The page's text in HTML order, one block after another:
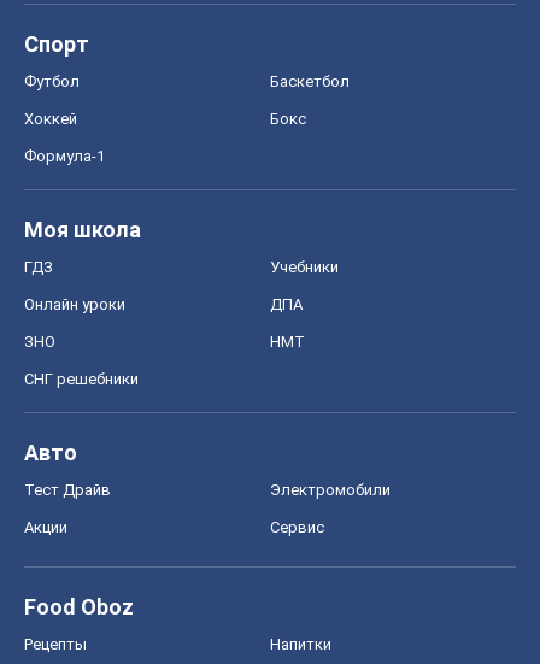
Спорт
Футбол Баскетбол
Хоккей Бокс
Формула-1
Моя школа
ГДЗ Учебники
Онлайн уроки ДПА
ЗНО НМТ
СНГ решебники
Авто
Тест Драйв Электромобили
Акции Сервис
Food Oboz
Рецепты Напитки